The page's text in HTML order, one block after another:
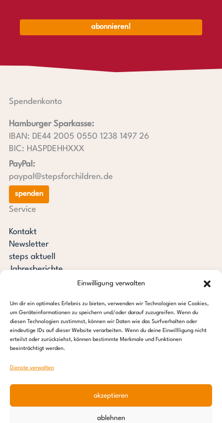
Einwilligung verwalten
Um dir ein optimales Erlebnis zu bieten, verwenden wir Technologien wie Cookies,
um Geräteinformationen zu speichern und/oder darauf zuzugreifen. Wenn du
diesen Technologien zustimmst, können wir Daten wie das Surfverhalten oder
eindeutige IDs auf dieser Website verarbeiten. Wenn du deine Einwillligung nicht
erteilst oder zurückziehst, können bestimmte Merkmale und Funktionen
beeinträchtigt werden.
Dienste verwalten
akzeptieren
ablehnen
Spendenkonto
Hamburger Sparkasse:
IBAN: DE44 2005 0550 1238 1497 26
BIC: HASPDEHHXXX
PayPal:
paypal@stepsforchildren.de
spenden
Service
Kontakt
Newsletter
steps aktuell
Jahresberichte
Pressespiegel
Stiftung steps for children
c/o Regus Altona
22765 Hamburg
Tel: +49 (0) 40 389 027 – 88
E-Mail: info@stepsforchildren.de
Pinterest